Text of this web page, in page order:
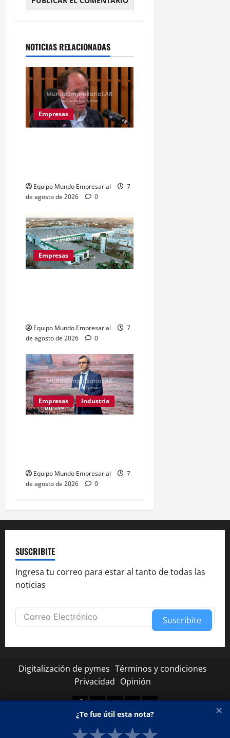
NOTICIAS RELACIONADAS
Empresas
Equipo Mundo Empresarial
7
de agosto de 2026
0
Empresas
Equipo Mundo Empresarial
7
de agosto de 2026
0
Empresas Industria
Equipo Mundo Empresarial
7
de agosto de 2026
0
SUSCRIBITE
Ingresa tu correo para estar al tanto de todas las
noticias
Suscribite
Digitalización de pymes Términos y condiciones
Privacidad Opinión
Facebook
TwitterLinkedinYoutubeInstagram
Copyright © Todos los derechos reservados.
✕
¿Te fue útil esta nota?